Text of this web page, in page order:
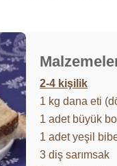
2-4 kişilik
1 kg dana eti
1 adet büyük
1 adet yeşil
3 diş sarımsak